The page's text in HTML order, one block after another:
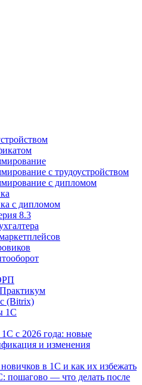
с трудоустройством
с дипломом
с дипломом
8.3
(Bitrix)
1С
с 2026 года: новые
и изменения
в 1С и как их избежать
пошагово — что делать после